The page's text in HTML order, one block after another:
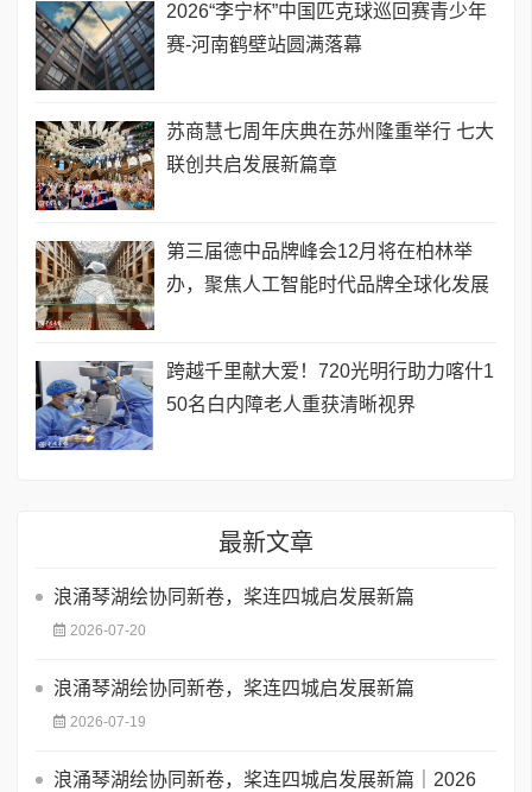
2026“李宁杯”中国匹克球巡回赛青少年
赛-河南鹤壁站圆满落幕
苏商慧七周年庆典在苏州隆重举行 七大
联创共启发展新篇章
第三届德中品牌峰会12月将在柏林举
办，聚焦人工智能时代品牌全球化发展
跨越千里献大爱！720光明行助力喀什1
50名白内障老人重获清晰视界
最新文章
浪涌琴湖绘协同新卷，桨连四城启发展新篇
2026-07-20
浪涌琴湖绘协同新卷，桨连四城启发展新篇
2026-07-19
浪涌琴湖绘协同新卷，桨连四城启发展新篇｜2026